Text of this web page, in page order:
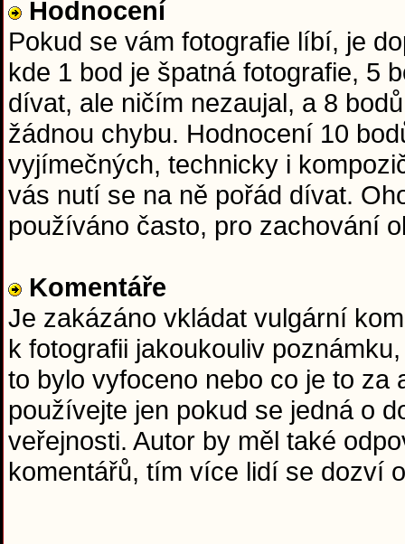
Hodnocení
Pokud se vám fotografie líbí, je
kde 1 bod je špatná fotografie, 5
dívat, ale ničím nezaujal, a 8
žádnou chybu. Hodnocení 10
vyjímečných, technicky i
vás nutí se na ně pořád dívat.
používáno často, pro zachování
Komentáře
Je zakázáno vkládat vulgární
k fotografii jakoukouliv
to bylo vyfoceno nebo co je to za
používejte jen pokud se jedná o
veřejnosti. Autor by měl také
komentářů, tím více lidí se dozví